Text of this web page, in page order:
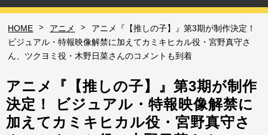
HOME > アニメ >
アニメ『【推しの子】』第3期が制作決定！
ビジュアル・特報映像解禁に加えてカミキヒカル役・宮野真守さ
ん、ツクヨミ役・木野日菜さんのコメントも到着
アニメ『【推しの子】』第3期が制作
決定！ ビジュアル・特報映像解禁に
加えてカミキヒカル役・宮野真守さ